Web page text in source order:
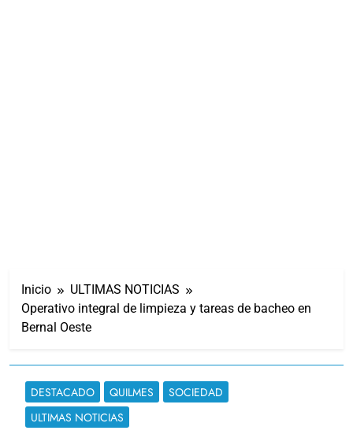
Inicio
ULTIMAS NOTICIAS
Operativo integral de limpieza y tareas de bacheo en
Bernal Oeste
DESTACADO QUILMES
SOCIEDAD
ULTIMAS NOTICIAS